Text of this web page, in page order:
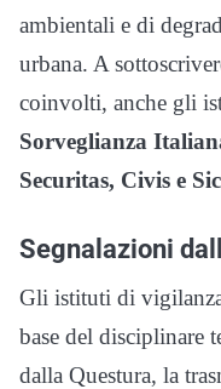
ambientali e di
urbana. A
coinvolti, anche gli
Sorveglianza
Securitas, Civis e
Segnalazioni
Gli istituti di
base del disciplinare
dalla Questura, la